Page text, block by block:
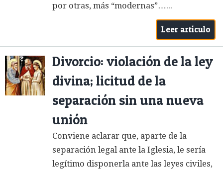
por otras, más “modernas”…...
Leer artículo
Divorcio: violación de la ley
divina; licitud de la
separación sin una nueva
unión
Conviene aclarar que, aparte de la
separación legal ante la Iglesia, le sería
legítimo disponerla ante las leyes civiles,